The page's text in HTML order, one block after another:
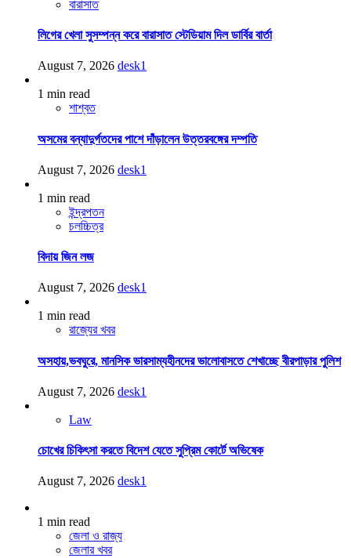
বারাসাত
লিগের খেলা সুসম্পন্ন করে বারাসাত স্টেডিয়াম দিল ডার্বির বার্তা
August 7, 2026 desk1
1 min read
শাশ্বত
অসমের বন্যাদুর্গতদের পাশে দাঁড়ালেন উত্তরবঙ্গের দম্পতি
August 7, 2026 desk1
1 min read
ইন্দ্রপতন
চলচ্চিত্র
বিদায় জিন লজ
August 7, 2026 desk1
1 min read
রাজ্যের খবর
অসহায়,ভবঘুরে, মানসিক ভারসাম্যহীনদের ভালোবাসতে শেখাচ্ছে বীরপাড়ার পুলিশ
August 7, 2026 desk1
Law
চোখের চিকিৎসা করতে বিদেশ যেতে সুপ্রিম কোর্টে অভিষেক
August 7, 2026 desk1
1 min read
জেলা ও রাজ্য
জেলার খবর